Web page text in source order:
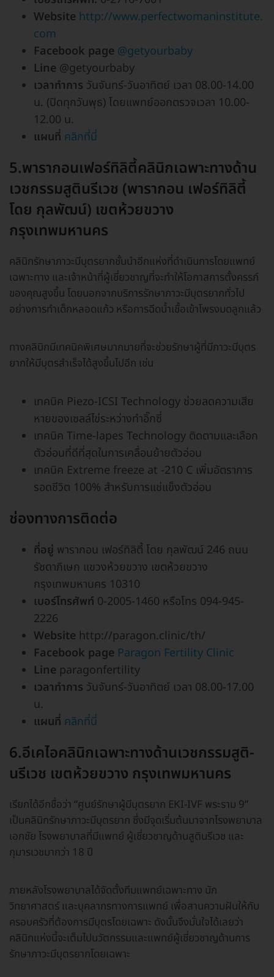
Website http://www.perfectwomaninstitute.
com
Facebook page @getyourbaby
Line @getyourbaby
เวลาทำการ วันจันทร์-วันอาทิตย์ เวลา 08.00-14.00
น. (ปิดทุกวันพุธ) โดยแพทย์ออกตรวจเวลา 10.00-
12.00 น.
แผนที่ คลิกที่นี่
5.พารากอนเฟอร์ทิลิตี้คลินิกเฉพาะทางด้าน
เวชกรรมสูตินรีเวช (พารากอน เฟอร์ทิลิตี้
โดย กุลพัฒน์) เขตห้วยขวาง
กรุงเทพมหานคร
คลินิกรักษาภาวะมีบุตรยากชั้นนำอีกแห่งที่ดำเนินการโดยแพทย์
เฉพาะทาง และเจ้าหน้าที่ผู้เชี่ยวชาญที่จะทำให้โอกาสการตั้งครรภ์
ของคุณสูงขึ้น โดยนอกจากบริการรักษาภาวะมีบุตรยากทั่วไป
อย่างการทำเด็กหลอดแก้ว หรือการฉีดน้ำเชื้อเข้าโพรงมดลูกแล้ว
ทางคลินิกมีเทคนิคพิเศษมากมายที่จะช่วยรักษาผู้ที่มีภาวะมีบุตร
ยากให้มีบุตรสำเร็จได้สูงขึ้นไปอีก เช่น
เทคนิค Piezo-ICSI Technology ช่วยลดความเสีย
หายของเซลล์ไข่ระหว่างทำอิ๊กซี่
เทคนิค Time-lapes Technology ติดตามและเลือก
ตัวอ่อนที่ดีที่สุดในการเคลื่อนย้ายตัวอ่อน
เทคนิค Extreme freeze at -210 C เพิ่มอัตราการ
รอดชีวิต 100% สำหรับการแช่แข็งตัวอ่อน
ช่องทางการติดต่อ
ที่อยู่ พารากอน เฟอร์ทิลิตี้ โดย กุลพัฒน์ 246 ถนน
รัชดาภิเษก แขวงห้วยขวาง เขตห้วยขวาง
กรุงเทพมหานคร 10310
เบอร์โทรศัพท์ 0-2005-1460 หรือโทร 094-945-
2226
Website http://paragon.clinic/th/
Facebook page Paragon Fertility Clinic
Line paragonfertility
เวลาทำการ วันจันทร์-วันอาทิตย์ เวลา 08.00-17.00
น.
แผนที่ คลิกที่นี่
6.อีเคไอคลินิกเฉพาะทางด้านเวชกรรมสูติ-
นรีเวช เขตห้วยขวาง กรุงเทพมหานคร
เรียกได้อีกชื่อว่า “ศูนย์รักษาผู้มีบุตรยาก EKI-IVF พระราม 9”
เป็นคลินิกรักษาภาวะมีบุตรยาก ซึ่งมีจุดเริ่มต้นมาจากโรงพยาบาล
เอกชัย โรงพยาบาลที่มีแพทย์ ผู้เชี่ยวชาญด้านสูตินรีเวช และ
กุมารเวชมากว่า 18 ปี
ภายหลังโรงพยาบาลได้จัดตั้งทีมแพทย์เฉพาะทาง นัก
วิทยาศาสตร์ และบุคลากรทางการแพทย์ เพื่อสานความฝันให้กับ
ครอบครัวที่ต้องการมีบุตรโดยเฉพาะ ดังนั้นจึงมั่นใจได้เลยว่า
คลินิกแห่งนี้จะเต็มไปนวัตกรรมและแพทย์ผู้เชี่ยวชาญด้านการ
รักษาภาวะมีบุตรยากโดยเฉพาะ